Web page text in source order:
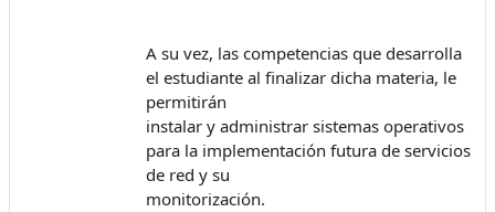
A su vez, las competencias que desarrolla
el estudiante al finalizar dicha materia, le
permitirán
instalar y administrar sistemas operativos
para la implementación futura de servicios
de red y su
monitorización.